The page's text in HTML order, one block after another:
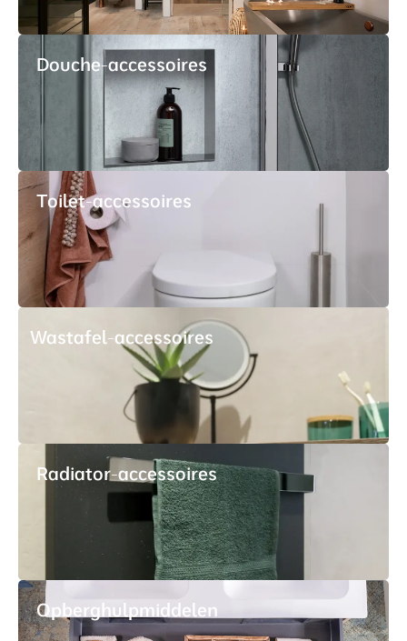
Douche-accessoires
Toilet-accessoires
Wastafel-accessoires
Radiator-accessoires
Opberghulpmiddelen